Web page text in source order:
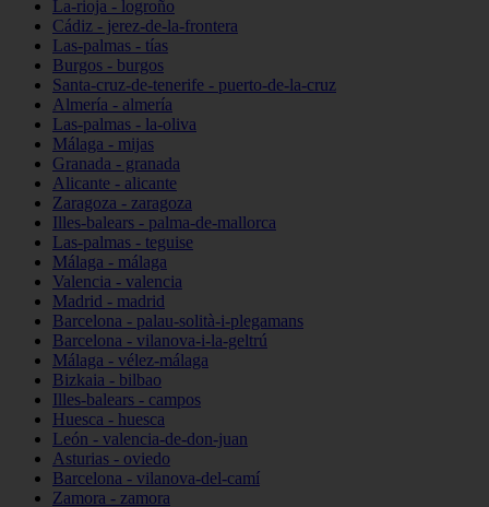
La-rioja - logroño
Cádiz - jerez-de-la-frontera
Las-palmas - tías
Burgos - burgos
Santa-cruz-de-tenerife - puerto-de-la-cruz
Almería - almería
Las-palmas - la-oliva
Málaga - mijas
Granada - granada
Alicante - alicante
Zaragoza - zaragoza
Illes-balears - palma-de-mallorca
Las-palmas - teguise
Málaga - málaga
Valencia - valencia
Madrid - madrid
Barcelona - palau-solità-i-plegamans
Barcelona - vilanova-i-la-geltrú
Málaga - vélez-málaga
Bizkaia - bilbao
Illes-balears - campos
Huesca - huesca
León - valencia-de-don-juan
Asturias - oviedo
Barcelona - vilanova-del-camí
Zamora - zamora